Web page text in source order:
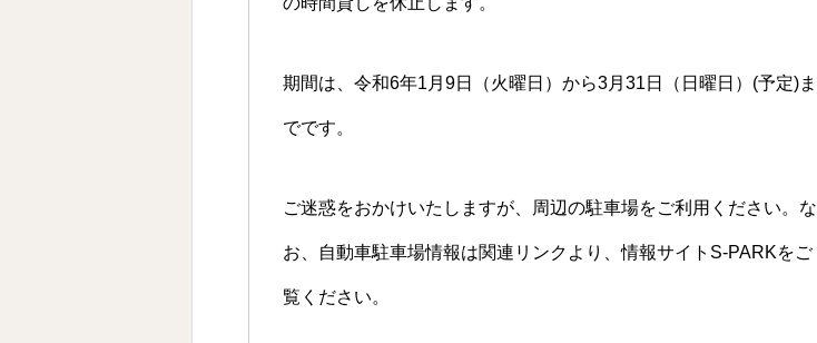
期間は、 令和6年1月9日（火曜日）から3月31日（日曜日）(予定)ま
でです。
ご迷惑をおかけいたしますが、周辺の駐車場をご利用ください。な
お、自動車駐車場情報は関連リンクより、情報サイトS-PARKをご
覧ください。